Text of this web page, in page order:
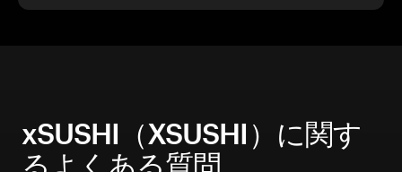
xSUSHI（XSUSHI）に関す
るよくある質問